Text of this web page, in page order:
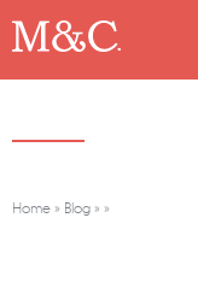
Home » Blog » »